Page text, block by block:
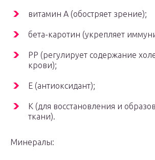
витамин А (обостряет зрение);
бета-каротин (укрепляет
РР (регулирует содержание
крови);
Е (антиоксидант);
К (для восстановления и
ткани).
Минералы: